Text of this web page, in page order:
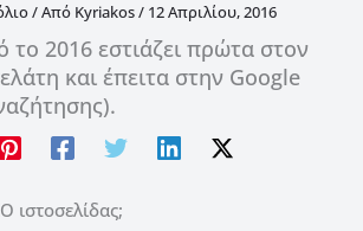
/ Από Kyriakos/ 12 Απριλίου, 2016
το 2016 εστιάζει πρώτα στον
και έπειτα στην Google
ιστοσελίδας;